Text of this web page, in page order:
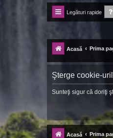
Legături rapide
Forum
-= Idei pentru viitor =-
Acasă Prima
Şterge cookie-
Sunteţi sigur că doriţi
Acasă Prima